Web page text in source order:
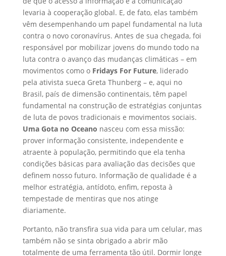
levaria à cooperação global. E, de fato, elas também
vêm desempenhando um papel fundamental na luta
contra o novo coronavírus. Antes de sua chegada, foi
responsável por mobilizar jovens do mundo todo na
luta contra o avanço das mudanças climáticas – em
movimentos como o Fridays For Future, liderado
pela ativista sueca Greta Thunberg – e, aqui no
Brasil, país de dimensão continentais, têm papel
fundamental na construção de estratégias conjuntas
de luta de povos tradicionais e movimentos sociais.
Uma Gota no Oceano nasceu com essa missão:
prover informação consistente, independente e
atraente à população, permitindo que ela tenha
condições básicas para avaliação das decisões que
definem nosso futuro. Informação de qualidade é a
melhor estratégia, antídoto, enfim, reposta à
tempestade de mentiras que nos atinge
diariamente.
Portanto, não transfira sua vida para um celular, mas
também não se sinta obrigado a abrir mão
totalmente de uma ferramenta tão útil. Dormir longe